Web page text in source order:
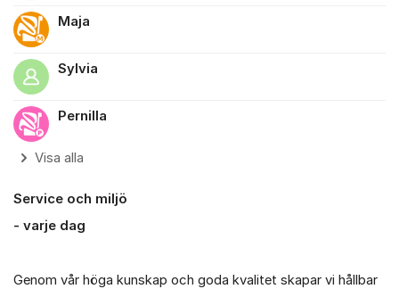
Maja
Sylvia
Pernilla
Visa alla
Service och miljö
- varje dag
Genom vår höga kunskap och goda kvalitet skapar vi hållbar